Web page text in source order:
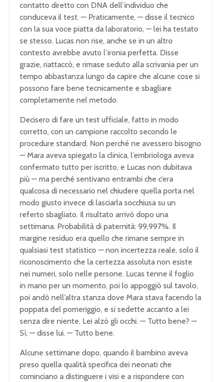
contatto diretto con DNA dell’individuo che
conduceva il test. — Praticamente, — disse il tecnico
con la sua voce piatta da laboratorio, — lei ha testato
se stesso. Lucas non rise, anche se in un altro
contesto avrebbe avuto l’ironia perfetta. Disse
grazie, riattaccò, e rimase seduto alla scrivania per un
tempo abbastanza lungo da capire che alcune cose si
possono fare bene tecnicamente e sbagliare
completamente nel metodo.
Decisero di fare un test ufficiale, fatto in modo
corretto, con un campione raccolto secondo le
procedure standard. Non perché ne avessero bisogno
— Mara aveva spiegato la clinica, l’embriologa aveva
confermato tutto per iscritto, e Lucas non dubitava
più — ma perché sentivano entrambi che c’era
qualcosa di necessario nel chiudere quella porta nel
modo giusto invece di lasciarla socchiusa su un
referto sbagliato. Il risultato arrivò dopo una
settimana. Probabilità di paternità: 99,997%. Il
margine residuo era quello che rimane sempre in
qualsiasi test statistico — non incertezza reale, solo il
riconoscimento che la certezza assoluta non esiste
nei numeri, solo nelle persone. Lucas tenne il foglio
in mano per un momento, poi lo appoggiò sul tavolo,
poi andò nell’altra stanza dove Mara stava facendo la
poppata del pomeriggio, e si sedette accanto a lei
senza dire niente. Lei alzò gli occhi. — Tutto bene? —
Sì, — disse lui. — Tutto bene.
Alcune settimane dopo, quando il bambino aveva
preso quella qualità specifica dei neonati che
cominciano a distinguere i visi e a rispondere con